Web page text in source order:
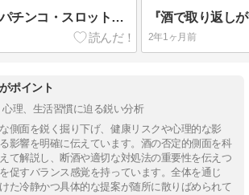
【酒の代わり？】パチンコ・スロットのドーパミンも身を亡ぼす危険度MAX！
2年1ヶ月前
ポイント
心理、生活習慣に迫る鋭い分析
側面を鋭く掘り下げ、健康リスクや心理的な影
影響を明確に伝えています。酒の否定的側面を科
て解説し、断酒や適切な対処法の重要性を伝えつ
促すバランス感覚を持っています。全体を通じ
た冷静かつ具体的な提案が随所に散りばめられて